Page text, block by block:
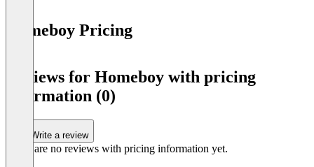
Homeboy Pricing
Reviews for Homeboy with pricing
information (0)
Write a review
There are no reviews with pricing information yet.